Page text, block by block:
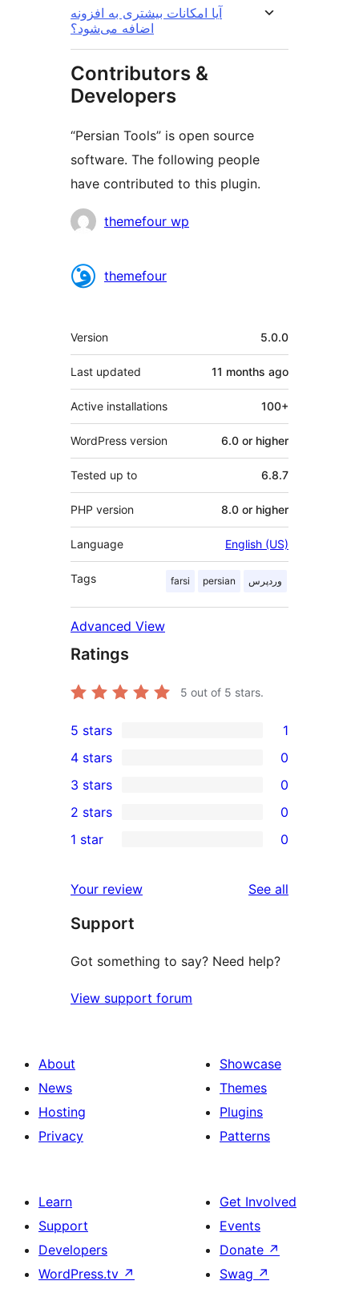
آیا امکانات بیشتری به افزونه
اضافه می‌شود؟
Contributors &
Developers
“Persian Tools” is open source
software. The following people
have contributed to this plugin.
Contributors
themefour wp
themefour
Meta
Version 5.0.0
Last updated 11 months ago
Active installations 100+
WordPress version 6.0 or higher
Tested up to 6.8.7
PHP version 8.0 or higher
Language English (US)
Tags farsi persian وردپرس
Advanced View
Ratings
5 out of 5 stars.
1
5-
star
review
5 stars 1
4-
star
reviews
4 stars 0
0
3-
star
3 stars 0
2-
reviews
2 stars 0
star
reviews
1 star 0
Your review See all
Support
Got something to say? Need help?
View support forum
About
News
Hosting
Privacy
Showcase
Themes
Plugins
Patterns
Learn
Support
Developers
WordPress.tv ↗
Get Involved
Events
Donate ↗
Swag ↗